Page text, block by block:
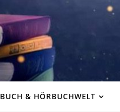
BUCH & HÖRBUCHWELT